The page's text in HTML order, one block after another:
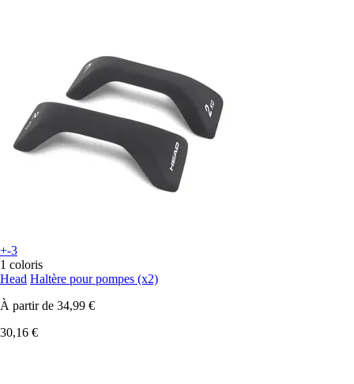
+-3
1 coloris
Head Haltère pour pompes (x2)
À partir de 34,99 €
30,16 €